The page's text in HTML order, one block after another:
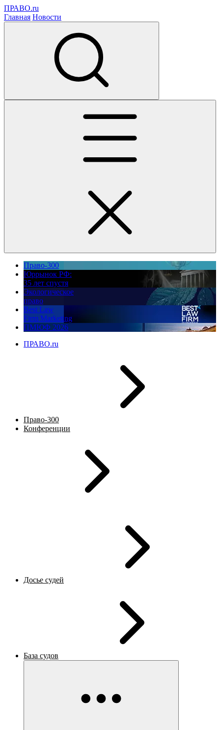
ПРАВО.ru
Главная Новости
Право-300
Юррынок РФ:
35 лет спустя
Экологическое
право
Best Law
Firm Marketing
ПМЮФ 2026
ПРАВО.ru
Право-300
Конференции
Досье судей
База судов